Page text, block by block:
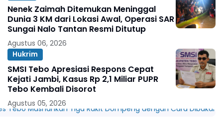
Nenek Zaimah Ditemukan Meninggal
Dunia 3 KM dari Lokasi Awal, Operasi SAR
Sungai Nalo Tantan Resmi Ditutup
Agustus 06, 2026
Hukrim
SMSI Tebo Apresiasi Respons Cepat
Kejati Jambi, Kasus Rp 2,1 Miliar PUPR
Tebo Kembali Disorot
Agustus 05, 2026